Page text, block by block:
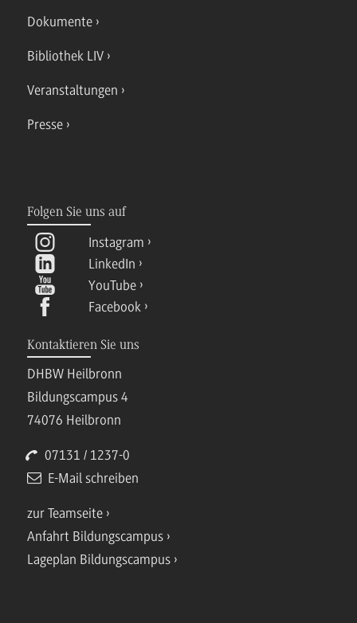
Dokumente
Bibliothek LIV
Veranstaltungen
Presse
Folgen Sie uns auf
Instagram
LinkedIn
YouTube
Facebook
Kontaktieren Sie uns
DHBW Heilbronn
Bildungscampus 4
74076 Heilbronn
07131 / 1237-0
E-Mail schreiben
zur Teamseite
Anfahrt Bildungscampus
Lageplan Bildungscampus